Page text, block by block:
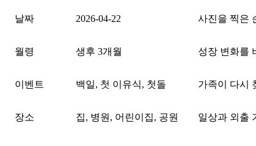
날짜 2026-04-22 사진을 찍은
월령 생후 3개월 성장 변화를
이벤트 백일, 첫 이유식, 첫돌 가족이 다시
장소 집, 병원, 어린이집, 공원 일상과 외출